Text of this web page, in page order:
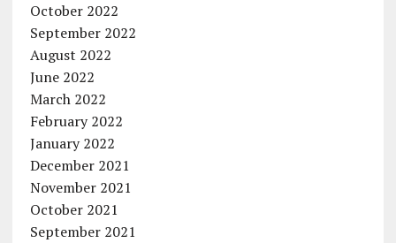
October 2022
September 2022
August 2022
June 2022
March 2022
February 2022
January 2022
December 2021
November 2021
October 2021
September 2021